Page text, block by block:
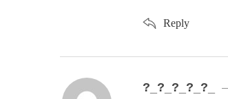
:
Reply
s
?_?_?_?_?_